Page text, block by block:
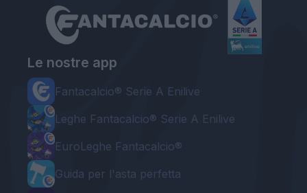
Le nostre app
Fantacalcio® Serie A Enilive
Leghe Fantacalcio® Serie A Enilive
EuroLeghe Fantacalcio®
Guida per l'asta perfetta